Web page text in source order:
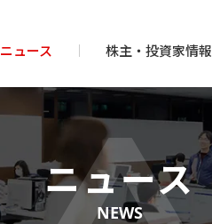
ニュース 株主・投資家情報
ニュース
NEWS